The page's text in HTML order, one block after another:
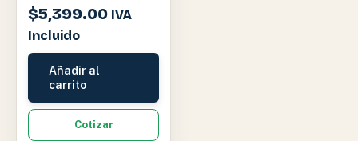
$5,399.00 IVA
Incluido
Añadir al
carrito
Cotizar